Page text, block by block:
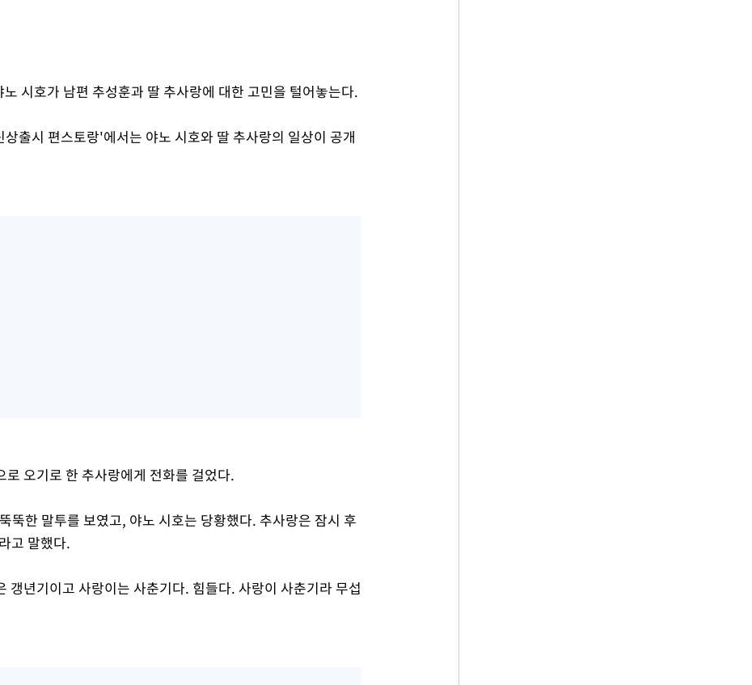
시호가 남편 추성훈과 딸 추사랑에 대한 고민을 털어놓는다.
출시 편스토랑'에서는 야노 시호와 딸 추사랑의 일상이 공개
오기로 한 추사랑에게 전화를 걸었다.
뚝한 말투를 보였고, 야노 시호는 당황했다. 추사랑은 잠시 후
고 말했다.
년기이고 사랑이는 사춘기다. 힘들다. 사랑이 사춘기라 무섭